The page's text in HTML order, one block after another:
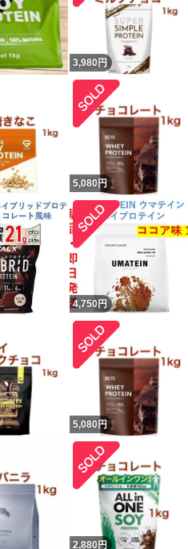
3,980 円
5,080 円
4,750円
5,080 円
2,880 円